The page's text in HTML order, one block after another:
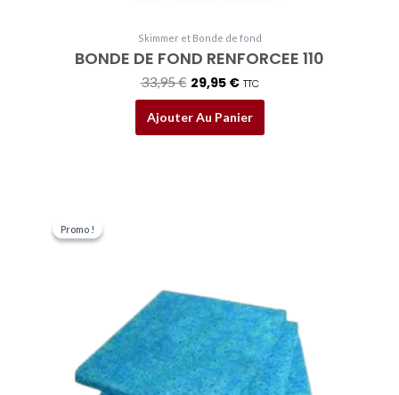
Skimmer et Bonde de fond
BONDE DE FOND RENFORCEE 110
33,95€ 29,95 € TTC
Ajouter Au Panier
Promo !
Promo !